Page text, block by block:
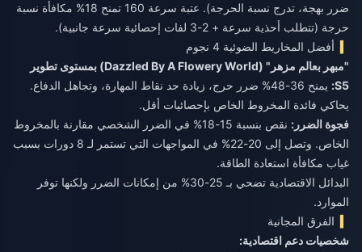
ضرر بهجة، تدرج نسبة الحرجة). عتبة سرعة 160 تمنح 18% مكافأة نسبة
حرجة (تتطلب أحذية سرعة + 2-3 لفات إحصائية سرعة جانبية).
أفضل المخاريط الضوئية 4 نجوم
"مبهر بعالم مزهر" (Dazzled By A Flowery World) بمستوى تطوير
S5:
يمنح 36-48% ضرر حرج، زيادة حد نقاط المهارة، وتجاهل الدفاع.
يحاكي فائدة المخروط الخاص بإحصائيات أقل.
فجوة الضرر:
نقص بنسبة 15-18% في الضرر الشخصي مقارنة بالمخروط
الخاص. وتصل إلى 20-22% في المواجهات التي تستمر لـ 8 دورات بسبب
غياب مكافأة استعادة الطاقة.
البدائل الاقتصادية تضحي بـ 25-30% من إمكانات الضرر ولكنها توفر
الموارد.
الفرق المجانية
شخصيات دعم اقتصادية: